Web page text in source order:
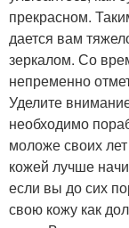
прекрасном.
дается вам
зеркалом. Со
непременно
Уделите
необходимо
моложе своих
кожей лучше
если вы до сих
свою кожу как